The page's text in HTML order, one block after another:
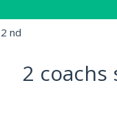
nd
2